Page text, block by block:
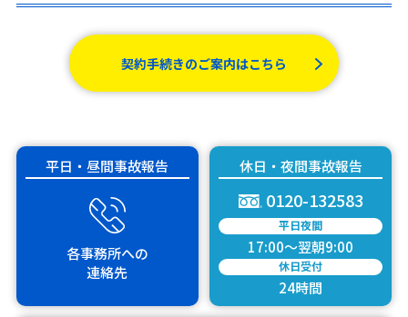
契約手続きのご案内はこちら
平日・昼間事故報告
各事務所への
連絡先
休日・夜間事故報告
0120-132583
平日夜間
17:00～翌朝9:00
休日受付
24時間